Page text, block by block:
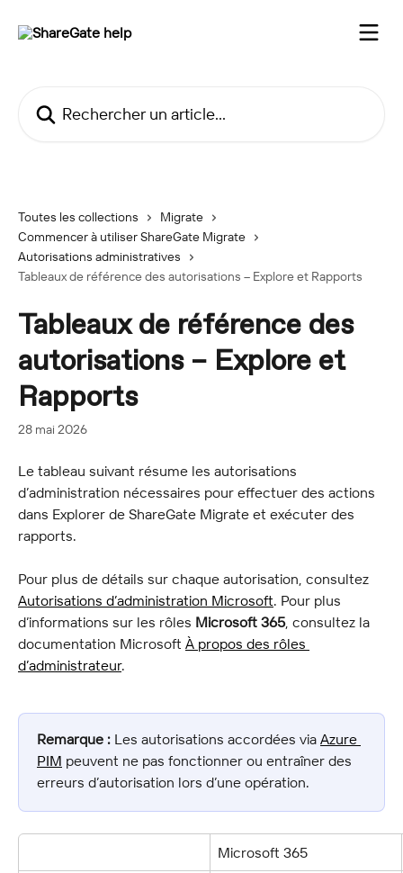
Toutes les collections
Migrate
Commencer à utiliser ShareGate Migrate
Autorisations administratives
Tableaux de référence des autorisations – Explore et Rapports
Tableaux de référence des
autorisations – Explore et
Rapports
28 mai 2026
Le tableau suivant résume les autorisations
d’administration nécessaires pour effectuer des actions
dans Explorer de ShareGate Migrate et exécuter des
rapports.
Pour plus de détails sur chaque autorisation, consultez
Autorisations d’administration Microsoft. Pour plus
d’informations sur les rôles Microsoft 365, consultez la
documentation Microsoft À propos des rôles
d’administrateur.
Remarque : Les autorisations accordées via Azure
PIM peuvent ne pas fonctionner ou entraîner des
erreurs d’autorisation lors d’une opération.
Microsoft 365